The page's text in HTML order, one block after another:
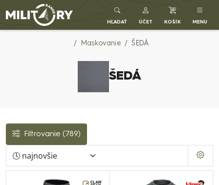
Army shop MILITARY RANGE SK
HĽADAŤ ÚČET KOŠÍK MENU
Maskovanie ŠEDÁ
ŠEDÁ
Filtrovanie (789)